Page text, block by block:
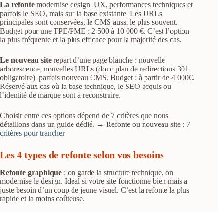
La refonte modernise design, UX, performances techniques et
parfois le SEO, mais sur la base existante. Les URLs
principales sont conservées, le CMS aussi le plus souvent.
Budget pour une TPE/PME : 2 500 à 10 000 €. C’est l’option
la plus fréquente et la plus efficace pour la majorité des cas.
Le nouveau site repart d’une page blanche : nouvelle
arborescence, nouvelles URLs (donc plan de redirections 301
obligatoire), parfois nouveau CMS. Budget : à partir de 4 000€.
Réservé aux cas où la base technique, le SEO acquis ou
l’identité de marque sont à reconstruire.
Choisir entre ces options dépend de 7 critères que nous
détaillons dans un guide dédié. → Refonte ou nouveau site : 7
critères pour trancher
Les 4 types de refonte selon vos besoins
Refonte graphique : on garde la structure technique, on
modernise le design. Idéal si votre site fonctionne bien mais a
juste besoin d’un coup de jeune visuel. C’est la refonte la plus
rapide et la moins coûteuse.